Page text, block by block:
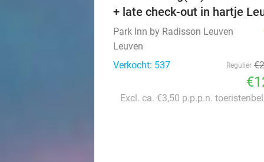
+ late check-out in hartje
Park Inn by Radisson Leuven
Leuven
Verkocht: 537
Regulier
Excl. ca. €3,50 p.p.p.n.